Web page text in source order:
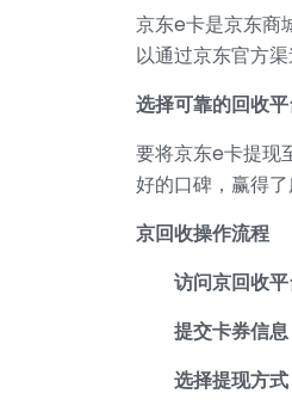
京东e卡是京东商
以通过京东官方
选择可靠的回收
要将京东e卡提现
好的口碑，赢得了
京回收操作流程
访问京回收
提交卡券信息
选择提现方式